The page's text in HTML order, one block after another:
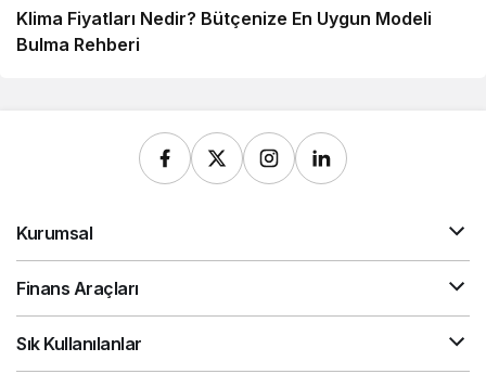
Klima Fiyatları Nedir? Bütçenize En Uygun Modeli
Bulma Rehberi
Kurumsal
Finans Araçları
Sık Kullanılanlar